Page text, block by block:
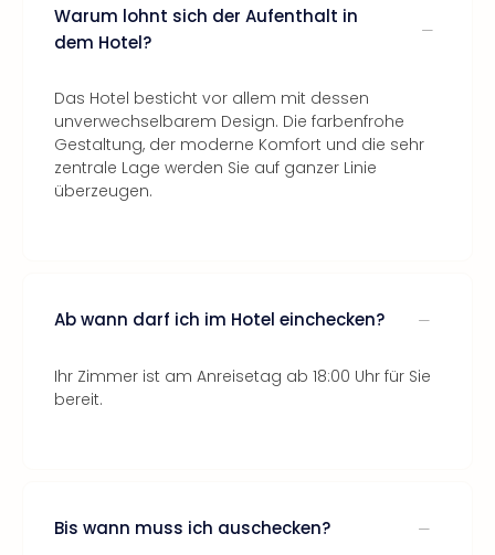
Warum lohnt sich der Aufenthalt in
dem Hotel?
Das Hotel besticht vor allem mit dessen
unverwechselbarem Design. Die farbenfrohe
Gestaltung, der moderne Komfort und die sehr
zentrale Lage werden Sie auf ganzer Linie
überzeugen.
Ab wann darf ich im Hotel einchecken?
Ihr Zimmer ist am Anreisetag ab 18:00 Uhr für Sie
bereit.
Bis wann muss ich auschecken?